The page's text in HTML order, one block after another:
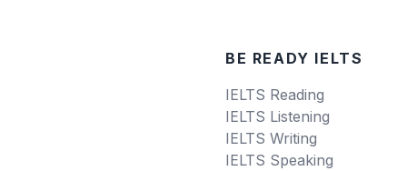
BE READY IELTS
IELTS Reading
IELTS Listening
IELTS Writing
IELTS Speaking